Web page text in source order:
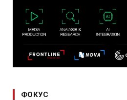
ФОКУС